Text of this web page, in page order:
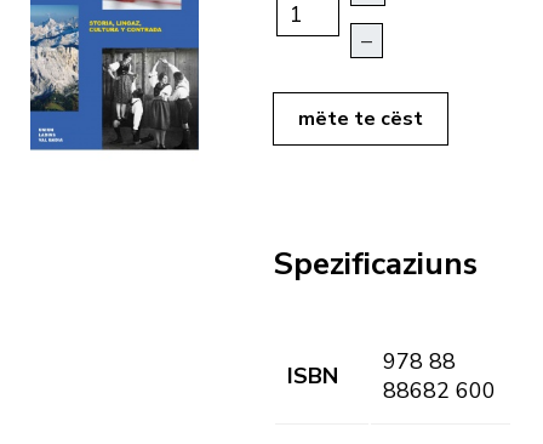
–
mëte te cëst
Spezificaziuns
ISBN
978 88
88682 600